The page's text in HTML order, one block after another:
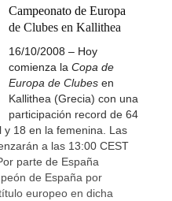
Campeonato de Europa
de Clubes en Kallithea
16/10/2008 – Hoy
comienza la Copa de
Europa de Clubes en
Kallithea (Grecia) con una
participación record de 64
y 18 en la femenina. Las
a las 13:00 CEST
parte de España
de España por
europeo en dicha